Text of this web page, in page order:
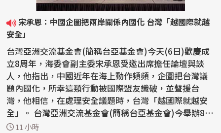
宋承恩：中國企圖把兩岸關係內國化 台灣「越國際就越
安全」
台灣亞洲交流基金會(簡稱台亞基金會)今天(6日)歡慶成
立8周年，海委會副主委宋承恩受邀出席擔任論壇與談
人，他指出，中國近年在海上動作頻頻，企圖把台灣議
題內國化，所幸這類行動被國際盟友識破，並聲援台
灣，他相信，在處理安全議題時，台灣「越國際就越安
全」。 台灣亞洲交流基金會(簡稱台亞基金會)今舉辦8周
年紀念...
11 小時